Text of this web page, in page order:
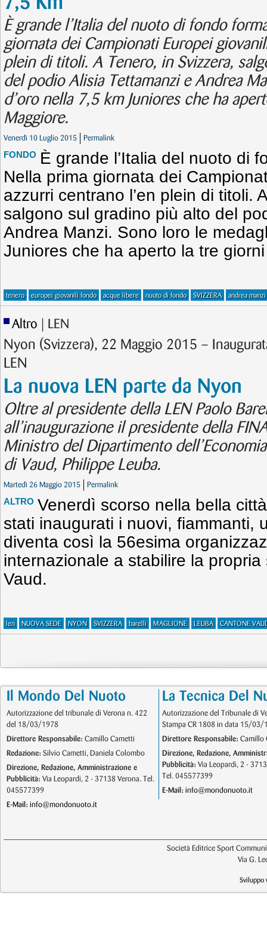
È grande l’Italia del nuoto di fondo
giornata dei Campionati Europei
plein di titoli. A Tenero, in Svizzera,
del podio Alisia Tettamanzi e Andrea
d’oro nella 7,5 km Juniores che ha
Maggiore.
Venerdì 10 Luglio 2015 Permalink
FONDO È grande l’Italia del nuoto di
Nella prima giornata dei
azzurri centrano l’en plein di titoli.
salgono sul gradino più alto del
Andrea Manzi. Sono loro le
Juniores che ha aperto la tre
tenero europei giovanili fondo acque libere nuoto di fondo SVIZZERA andrea manzi
Altro | LEN
Nyon (Svizzera), 22 Maggio 2015 –
LEN
La nuova LEN parte da Nyon
Oltre al presidente della LEN Paolo
all’inaugurazione il presidente della
Ministro del Dipartimento
di Vaud, Philippe Leuba.
Martedì 26 Maggio 2015 Permalink
ALTRO Venerdì scorso nella bella
stati inaugurati i nuovi, fiammanti,
diventa così la 56esima
internazionale a stabilire la
Vaud.
len NUOVA SEDE NYON SVIZZERA barelli MAGLIONE LEUBA CANTONE
Il Mondo Del Nuoto
Autorizzazione del tribunale di Verona n. 422
del 18/03/1978
Direttore Responsabile: Camillo Cametti
Redazione: Silvio Cametti, Daniela Colombo
Direzione, Redazione, Amministrazione e
Pubblicità: Via Leopardi, 2 - 37138 Verona. Tel.
045577399
E-Mail: info@mondonuoto.it
La Tecnica Del
Autorizzazione del Tribunale di
Stampa CR 1808 in data 15/03/
Direttore Responsabile: Camillo
Direzione, Redazione,
Pubblicità: Via Leopardi, 2 -
Tel. 045577399
E-Mail: info@mondonuoto.it
Società Editrice Sport
Via G.
Sviluppo